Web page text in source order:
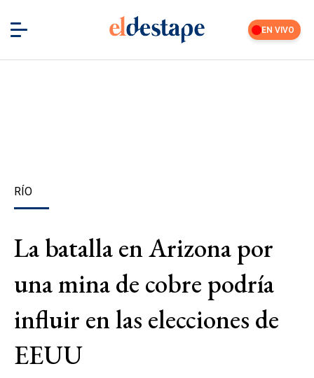
EN VIVO
RÍO
La batalla en Arizona por
una mina de cobre podría
influir en las elecciones de
EEUU